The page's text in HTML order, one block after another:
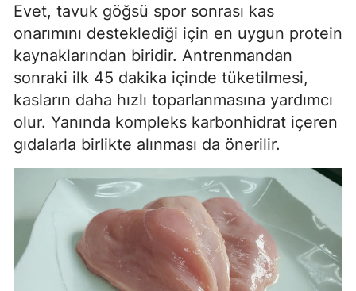
Evet, tavuk göğsü spor sonrası kas
onarımını desteklediği için en uygun protein
kaynaklarından biridir. Antrenmandan
sonraki ilk 45 dakika içinde tüketilmesi,
kasların daha hızlı toparlanmasına yardımcı
olur. Yanında kompleks karbonhidrat içeren
gıdalarla birlikte alınması da önerilir.